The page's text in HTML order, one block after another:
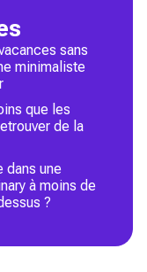
sans
minimaliste
que les
de la
dans une
à moins de
?